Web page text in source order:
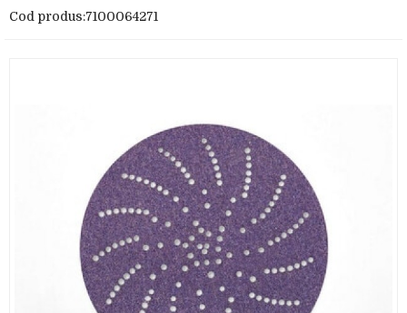
Cod produs:7100064271